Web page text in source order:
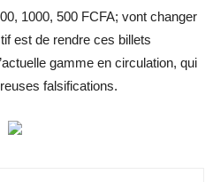
1000, 500 FCFA; vont changer
est de rendre ces billets
gamme en circulation, qui
falsifications.